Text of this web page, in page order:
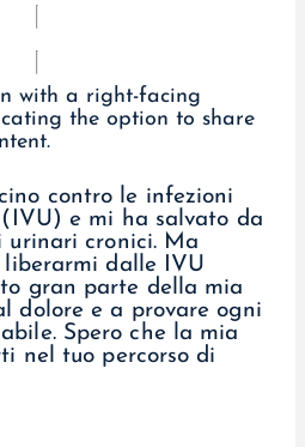
contro le infezioni
e mi ha salvato da
urinari cronici. Ma
dalle IVU
gran parte della mia
dolore e a provare ogni
Spero che la mia
nel tuo percorso di